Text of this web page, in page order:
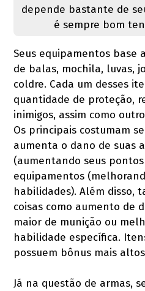
depende bastante de
é sempre bom
Seus equipamentos base
de balas, mochila, luvas,
coldre. Cada um desses
quantidade de proteção,
inimigos, assim como
Os principais costumam
aumenta o dano de suas
(aumentando seus
equipamentos
habilidades). Além disso,
coisas como aumento de
maior de munição ou
habilidade específica.
possuem bônus mais
Já na questão de armas,